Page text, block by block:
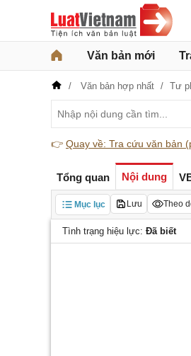
Văn bản mới
Văn bản hợp nhất Tư
👉 Quay về: Tra cứu văn bản
Tổng quan Nội dung
Mục lục Lưu Theo
Tình trạng hiệu lực: Đã biết